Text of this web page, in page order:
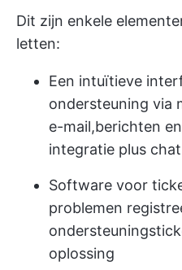
Dit zijn enkele
letten:
Een intuïtieve
ondersteuning via
e-mail,berichten
integratie plus
Software voor
problemen
oplossing